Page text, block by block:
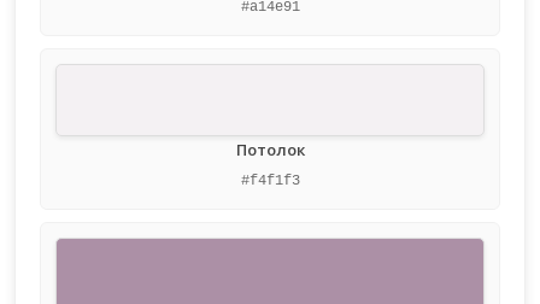
#a14e91
Потолок
#f4f1f3